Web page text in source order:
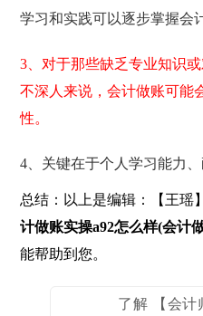
学习和实践可以逐步掌握会
3、对于那些缺乏专业知识
不深人来说，会计做账可能
性。
4、关键在于个人学习能力
总结：以上是编辑：【王瑶
计做账实操a92怎么样(会计
能帮助到您。
了解 【会计